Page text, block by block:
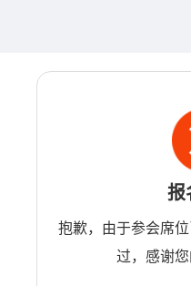
报
抱歉，由于参会席
过，感谢您